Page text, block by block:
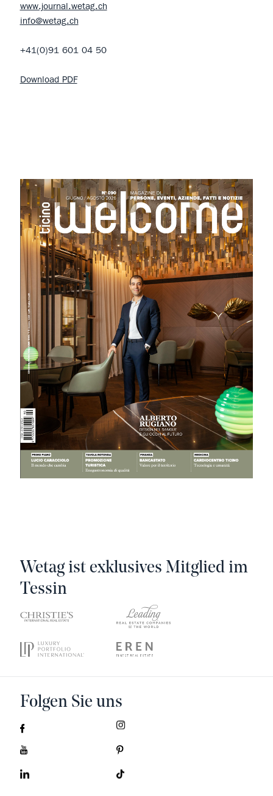
www.journal.wetag.ch
info@wetag.ch
+41(0)91 601 04 50
Download PDF
Wetag ist exklusives Mitglied im
Tessin
Folgen Sie uns